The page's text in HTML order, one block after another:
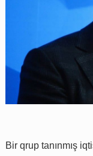
Bir qrup tanınmış